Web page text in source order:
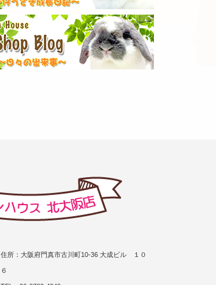
住所：大阪府門真市古川町10-36 大成ビル １０
６